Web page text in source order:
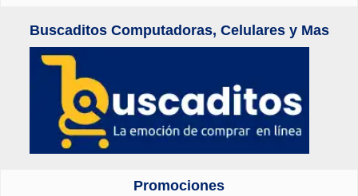
Buscaditos Computadoras, Celulares y Mas
Promociones